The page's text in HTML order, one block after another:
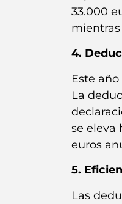
33.000
4.
Este
La
se eleva
euros
5.
Las